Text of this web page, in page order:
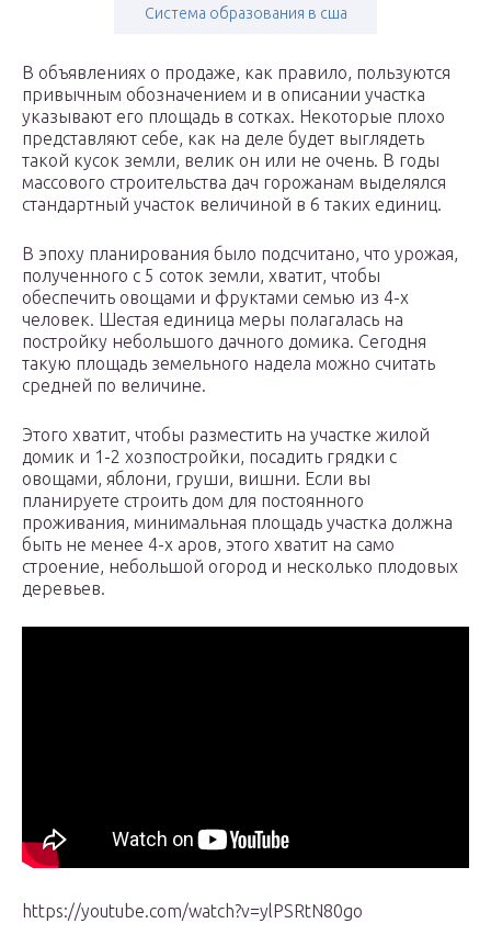
Система образования в сша
В объявлениях о продаже, как правило, пользуются
привычным обозначением и в описании участка
указывают его площадь в сотках. Некоторые плохо
представляют себе, как на деле будет выглядеть
такой кусок земли, велик он или не очень. В годы
массового строительства дач горожанам выделялся
стандартный участок величиной в 6 таких единиц.
В эпоху планирования было подсчитано, что урожая,
полученного с 5 соток земли, хватит, чтобы
обеспечить овощами и фруктами семью из 4-х
человек. Шестая единица меры полагалась на
постройку небольшого дачного домика. Сегодня
такую площадь земельного надела можно считать
средней по величине.
Этого хватит, чтобы разместить на участке жилой
домик и 1-2 хозпостройки, посадить грядки с
овощами, яблони, груши, вишни. Если вы
планируете строить дом для постоянного
проживания, минимальная площадь участка должна
быть не менее 4-х аров, этого хватит на само
строение, небольшой огород и несколько плодовых
деревьев.
https://youtube.com/watch?v=ylPSRtN80go